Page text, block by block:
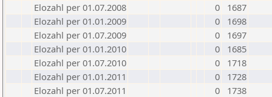
Elozahl per 01.07.2008
0
1687
Elozahl per 01.01.2009
0
1698
Elozahl per 01.07.2009
0
1697
Elozahl per 01.01.2010
0
1685
Elozahl per 01.07.2010
0
1718
Elozahl per 01.01.2011
0
1728
Elozahl per 01.07.2011
0
1738